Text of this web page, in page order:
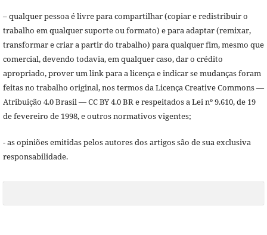
– qualquer pessoa é livre para compartilhar (copiar e redistribuir o
trabalho em qualquer suporte ou formato) e para adaptar (remixar,
transformar e criar a partir do trabalho) para qualquer fim, mesmo que
comercial, devendo todavia, em qualquer caso, dar o crédito
apropriado, prover um link para a licença e indicar se mudanças foram
feitas no trabalho original, nos termos da Licença Creative Commons —
Atribuição 4.0 Brasil — CC BY 4.0 BR e respeitados a Lei nº 9.610, de 19
de fevereiro de 1998, e outros normativos vigentes;
- as opiniões emitidas pelos autores dos artigos são de sua exclusiva
responsabilidade.